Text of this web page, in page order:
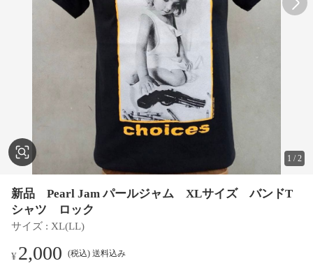
1 /2
新品 Pearl Jam パールジャム XLサイズ バンドT
シャツ ロック
サイズ : XL(LL)
¥2,000 (税込) 送料込み